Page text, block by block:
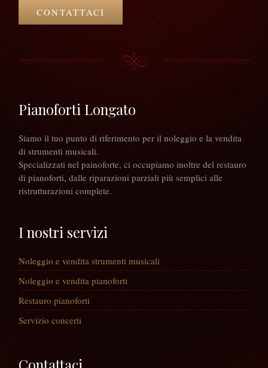
CONTATTACI
Pianoforti Longato
Siamo il tuo punto di riferimento per il noleggio e la vendita
di strumenti musicali.
Specializzati nel painoforte, ci occupiamo inoltre del restauro
di pianoforti, dalle riparazioni parziali più semplici alle
ristrutturazioni complete.
I nostri servizi
Noleggio e vendita strumenti musicali
Noleggio e vendita pianoforti
Restauro pianoforti
Servizio concerti